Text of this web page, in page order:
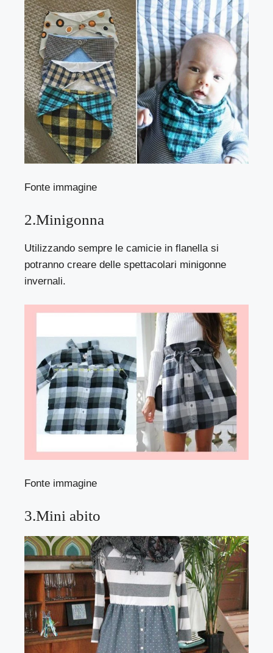
Fonte immagine
2.Minigonna
Utilizzando sempre le camicie in flanella si
potranno creare delle spettacolari minigonne
invernali.
Fonte immagine
3.Mini abito